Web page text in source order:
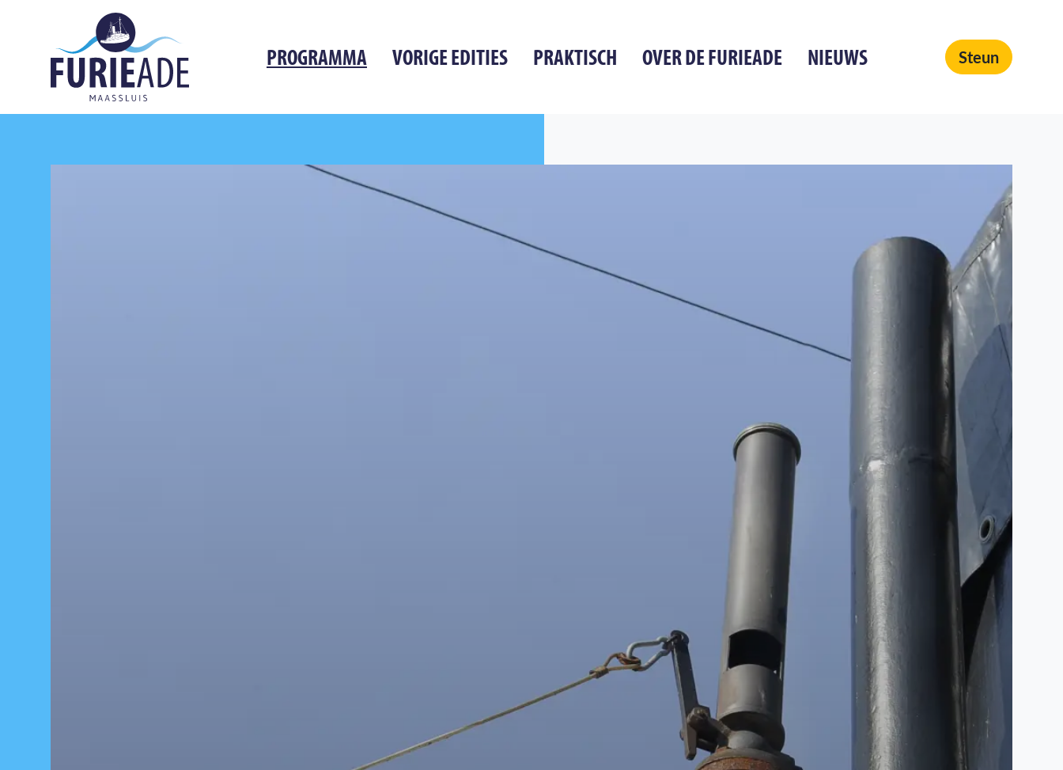
Navigation PROGRAMMA VORIGE EDITIES PRAKTISCH OVER DE FURIEADE NIEUWS Steun